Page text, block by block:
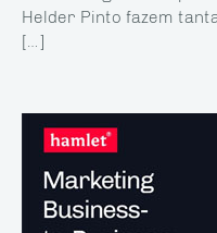
Helder Pinto fazem
[…]